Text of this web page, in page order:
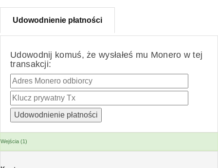
Udowodnienie płatności
Udowodnij komuś, że wysłałeś mu Monero w tej
transakcji:
Wejścia (1)